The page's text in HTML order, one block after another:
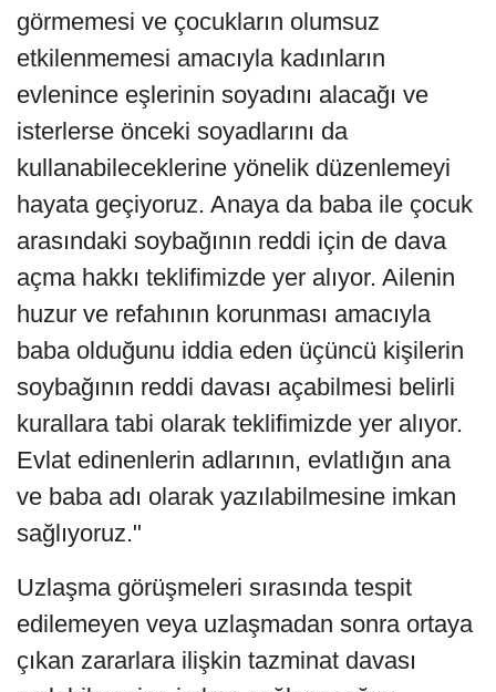
görmemesi ve çocukların olumsuz
etkilenmemesi amacıyla kadınların
evlenince eşlerinin soyadını alacağı ve
isterlerse önceki soyadlarını da
kullanabileceklerine yönelik düzenlemeyi
hayata geçiyoruz. Anaya da baba ile çocuk
arasındaki soybağının reddi için de dava
açma hakkı teklifimizde yer alıyor. Ailenin
huzur ve refahının korunması amacıyla
baba olduğunu iddia eden üçüncü kişilerin
soybağının reddi davası açabilmesi belirli
kurallara tabi olarak teklifimizde yer alıyor.
Evlat edinenlerin adlarının, evlatlığın ana
ve baba adı olarak yazılabilmesine imkan
sağlıyoruz."
Uzlaşma görüşmeleri sırasında tespit
edilemeyen veya uzlaşmadan sonra ortaya
çıkan zararlara ilişkin tazminat davası